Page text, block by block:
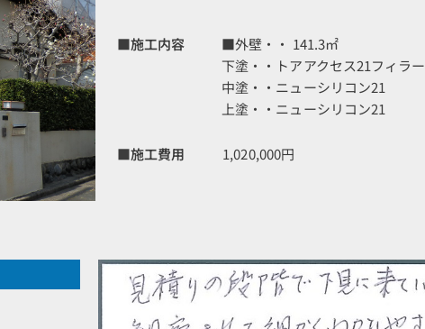
■施工内容
■外壁・・ 141.3㎡
下塗・・トアアクセス21フィラー
中塗・・ニューシリコン21
上塗・・ニューシリコン21
■施工費用 1,020,000円